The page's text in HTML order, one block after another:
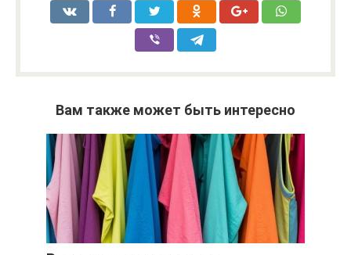
Вам также может быть интересно